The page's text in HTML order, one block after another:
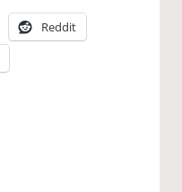
Reddit